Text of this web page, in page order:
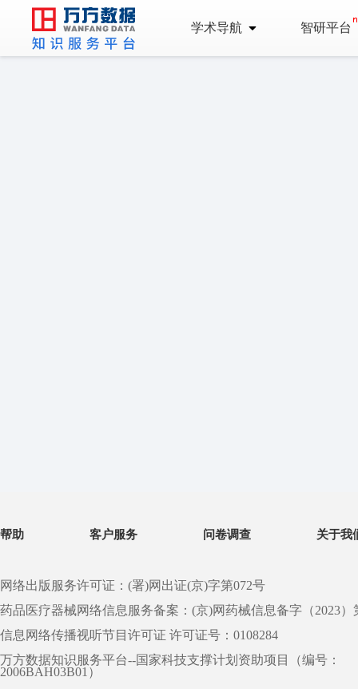
学术导航 智研平台
帮助 客户服务 问卷调查 关于我
网络出版服务许可证：(署)网出证(京)字第072号
药品医疗器械网络信息服务备案：(京)网药械信息备字（2023）
信息网络传播视听节目许可证 许可证号：0108284
万方数据知识服务平台--国家科技支撑计划资助项目（编号：
2006BAH03B01）